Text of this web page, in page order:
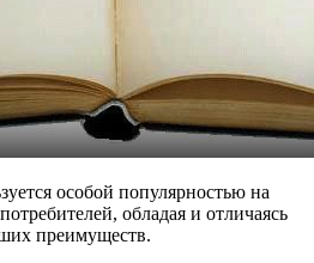
особой популярностью на
обладая и отличаясь
преимуществ.